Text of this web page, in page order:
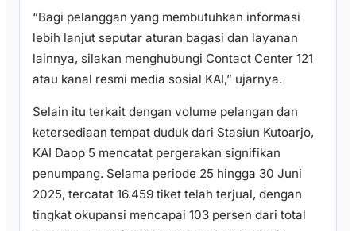
“Bagi pelanggan yang membutuhkan informasi
lebih lanjut seputar aturan bagasi dan layanan
lainnya, silakan menghubungi Contact Center 121
atau kanal resmi media sosial KAI,” ujarnya.
Selain itu terkait dengan volume pelangan dan
ketersediaan tempat duduk dari Stasiun Kutoarjo,
KAI Daop 5 mencatat pergerakan signifikan
penumpang. Selama periode 25 hingga 30 Juni
2025, tercatat 16.459 tiket telah terjual, dengan
tingkat okupansi mencapai 103 persen dari total